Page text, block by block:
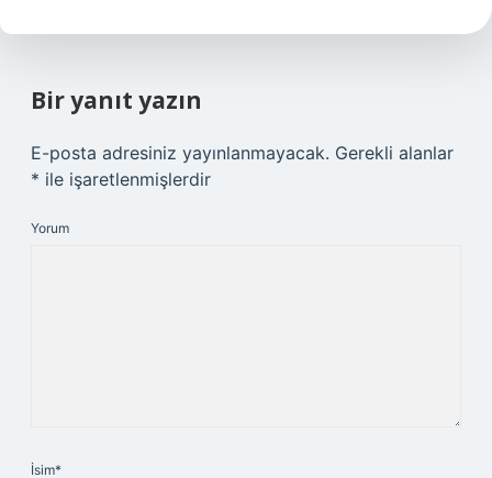
Bir yanıt yazın
E-posta adresiniz yayınlanmayacak. Gerekli alanlar
* ile işaretlenmişlerdir
Yorum
İsim*